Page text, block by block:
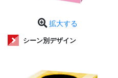
拡大する
シーン別デザイン